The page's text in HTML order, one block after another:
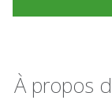
À propos